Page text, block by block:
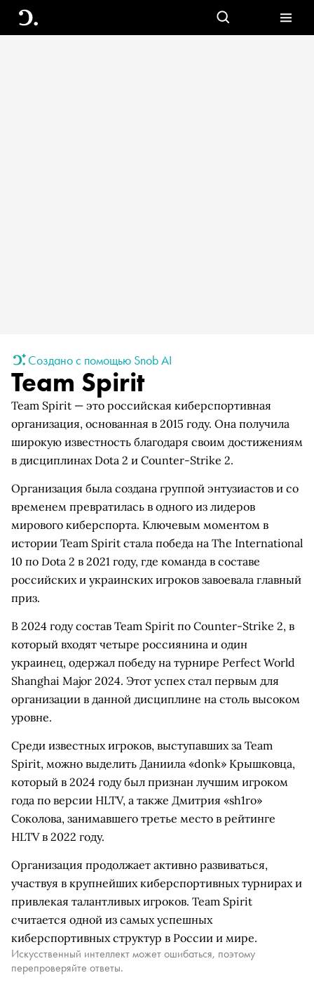
Создано с помощью Snob AI
Team Spirit
Team Spirit — это российская киберспортивная
организация, основанная в 2015 году. Она получила
широкую известность благодаря своим достижениям
в дисциплинах Dota 2 и Counter-Strike 2.
Организация была создана группой энтузиастов и со
временем превратилась в одного из лидеров
мирового киберспорта. Ключевым моментом в
истории Team Spirit стала победа на The International
10 по Dota 2 в 2021 году, где команда в составе
российских и украинских игроков завоевала главный
приз.
В 2024 году состав Team Spirit по Counter-Strike 2, в
который входят четыре россиянина и один
украинец, одержал победу на турнире Perfect World
Shanghai Major 2024. Этот успех стал первым для
организации в данной дисциплине на столь высоком
уровне.
Среди известных игроков, выступавших за Team
Spirit, можно выделить Даниила «donk» Крышковца,
который в 2024 году был признан лучшим игроком
года по версии HLTV, а также Дмитрия «sh1ro»
Соколова, занимавшего третье место в рейтинге
HLTV в 2022 году.
Организация продолжает активно развиваться,
участвуя в крупнейших киберспортивных турнирах и
привлекая талантливых игроков. Team Spirit
считается одной из самых успешных
киберспортивных структур в России и мире.
Искусственный интеллект может ошибаться, поэтому
перепроверяйте ответы.